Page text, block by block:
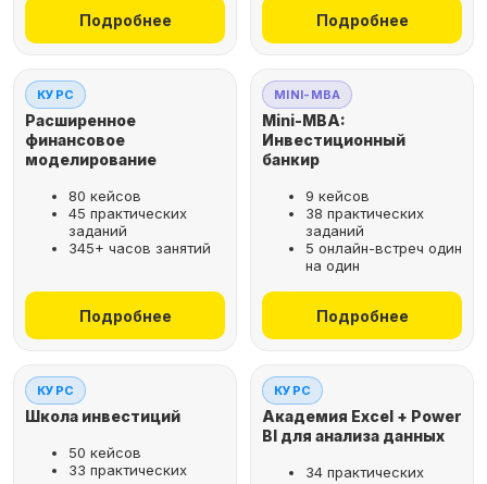
Подробнее Подробнее
КУРС
Расширенное
финансовое
моделирование
80 кейсов
45 практических
заданий
345+ часов занятий
Подробнее
MINI-MBA
Mini-MBA:
Инвестиционный
банкир
9 кейсов
38 практических
заданий
5 онлайн-встреч один
на один
Подробнее
КУРС
Школа инвестиций
50 кейсов
33 практических
КУРС
Академия Excel + Power
BI для анализа данных
34 практических